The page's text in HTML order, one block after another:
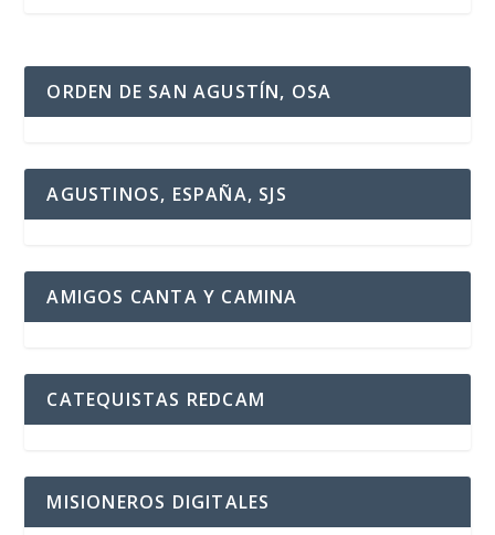
ORDEN DE SAN AGUSTÍN, OSA
AGUSTINOS, ESPAÑA, SJS
AMIGOS CANTA Y CAMINA
CATEQUISTAS REDCAM
MISIONEROS DIGITALES